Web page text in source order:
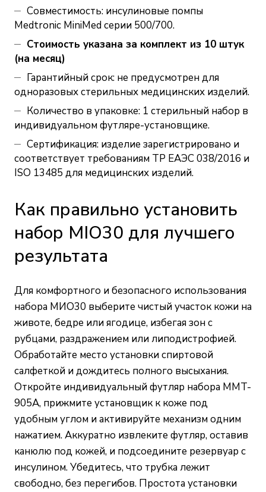
Совместимость: инсулиновые помпы
Medtronic MiniMed серии 500/700.
Стоимость указана за комплект из 10 штук
(на месяц)
Гарантийный срок: не предусмотрен для
одноразовых стерильных медицинских изделий.
Количество в упаковке: 1 стерильный набор в
индивидуальном футляре-установщике.
Сертификация: изделие зарегистрировано и
соответствует требованиям ТР ЕАЭС 038/2016 и
ISO 13485 для медицинских изделий.
Как правильно установить
набор MIO30 для лучшего
результата
Для комфортного и безопасного использования
набора МИО30 выберите чистый участок кожи на
животе, бедре или ягодице, избегая зон с
рубцами, раздражением или липодистрофией.
Обработайте место установки спиртовой
салфеткой и дождитесь полного высыхания.
Откройте индивидуальный футляр набора MMT-
905А, прижмите установщик к коже под
удобным углом и активируйте механизм одним
нажатием. Аккуратно извлеките футляр, оставив
канюлю под кожей, и подсоедините резервуар с
инсулином. Убедитесь, что трубка лежит
свободно, без перегибов. Простота установки